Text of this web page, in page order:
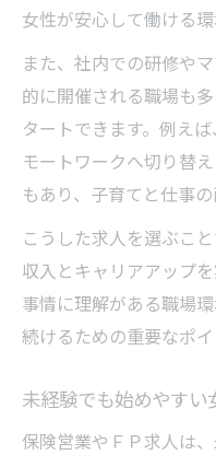
女性が安心して働ける
また、社内での研修や
的に開催される職場も
タートできます。例え
モートワークへ切り替
もあり、子育てと仕事
こうした求人を選ぶこ
収入とキャリアアップ
事情に理解がある職場
続けるための重要なポイ
未経験でも始めやすい
保険営業やＦＰ求人は